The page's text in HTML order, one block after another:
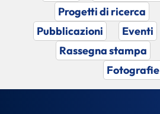
Progetti di ricerca
Pubblicazioni
Eventi
Rassegna stampa
Fotografie